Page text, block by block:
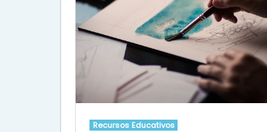
Recursos Educativos